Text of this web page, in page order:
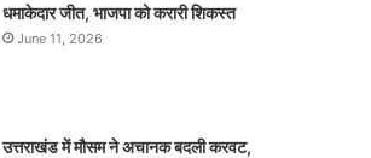
धमाकेदार जीत, भाजपा को करारी शिकस्त
June 11, 2026
उत्तराखंड में मौसम ने अचानक बदली करवट,